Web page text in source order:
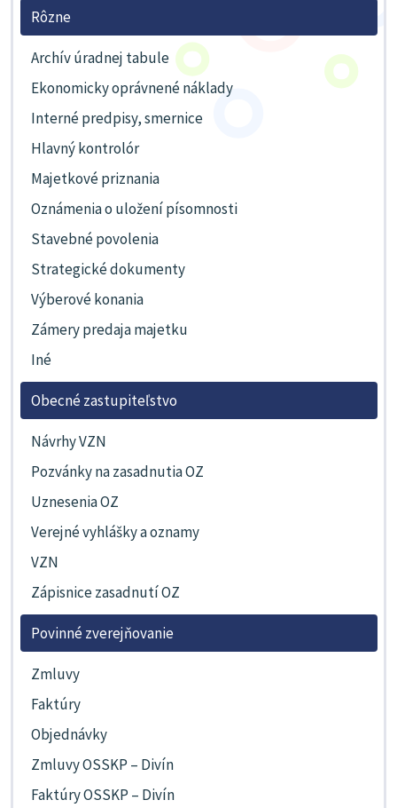
Rôzne
Archív úradnej tabule
Ekonomicky oprávnené náklady
Interné predpisy, smernice
Hlavný kontrolór
Majetkové priznania
Oznámenia o uložení písomnosti
Stavebné povolenia
Strategické dokumenty
Výberové konania
Zámery predaja majetku
Iné
Obecné zastupiteľstvo
Návrhy VZN
Pozvánky na zasadnutia OZ
Uznesenia OZ
Verejné vyhlášky a oznamy
VZN
Zápisnice zasadnutí OZ
Povinné zverejňovanie
Zmluvy
Faktúry
Objednávky
Zmluvy OSSKP – Divín
Faktúry OSSKP – Divín